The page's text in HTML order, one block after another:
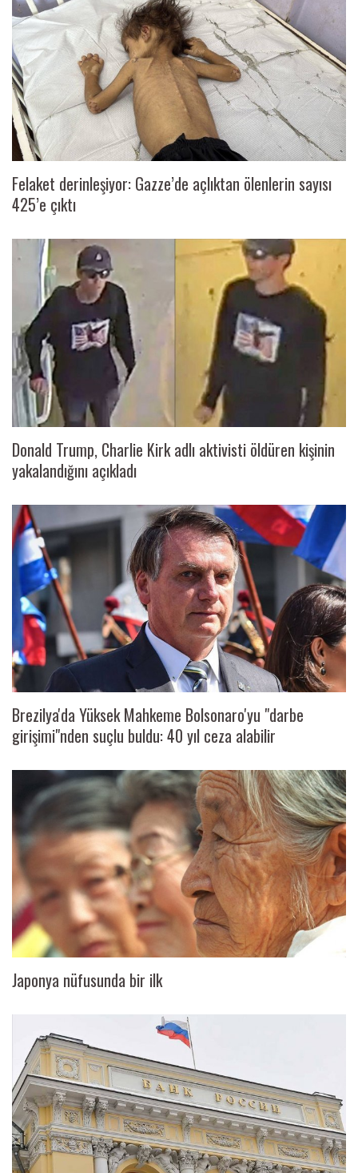
Felaket derinleşiyor: Gazze’de açlıktan ölenlerin sayısı
425’e çıktı
Donald Trump, Charlie Kirk adlı aktivisti öldüren kişinin
yakalandığını açıkladı
Brezilya'da Yüksek Mahkeme Bolsonaro'yu "darbe
girişimi"nden suçlu buldu: 40 yıl ceza alabilir
Japonya nüfusunda bir ilk